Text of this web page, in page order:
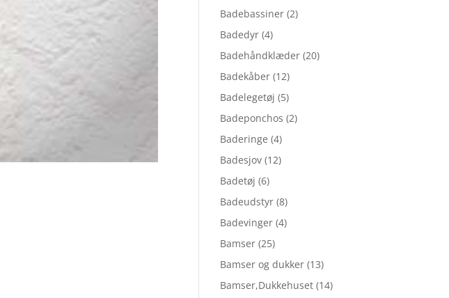
Badebassiner (2)
Badedyr (4)
Badehåndklæder (20)
Badekåber (12)
Badelegetøj (5)
Badeponchos (2)
Baderinge (4)
Badesjov (12)
Badetøj (6)
Badeudstyr (8)
Badevinger (4)
Bamser (25)
Bamser og dukker (13)
Bamser,Dukkehuset (14)